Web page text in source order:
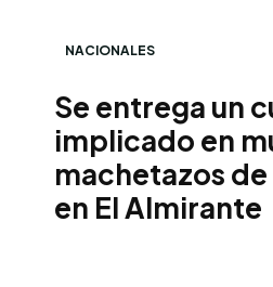
NACIONALES
Se entrega un
implicado en
machetazos
en El Almirante